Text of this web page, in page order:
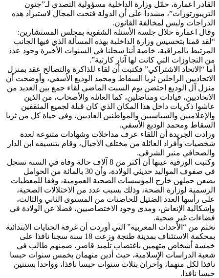
القادر اعمارة، حمّل وزارة الداخلية مسؤولية التصدي لـ”جنون
التريبورتورات”، مشددا على أن الدولة فتحت المجال لاستيراد هذه
الدراجات وليس لمخالفة القانون.
وقال اعمارة خلال جلسة الأسئلة الشفوية بمجلس المستشارين:
“لقد قمنا بتحسيس وزارة الداخلية بهذه المسألة الذي فيها الجانب
المرتبط بالمراقبة، خاصة أننا سجلنا في السنوات الأخيرة وجود عدد
من التجاوزات التي كانت لها آثار كارثية”.
أما “الاتحاد الاشتراكي” فكتبت أن لقاء للذاكرة والتصالح عقد بمنزل
الاتحاديين الراحلين ثريا السقاط ومحمد الوديع الأسفي، وأوضحت أن
منزل آل الوديع احتضن يوم السبت الماضي لقاء جمع بين العديد من
الاتحاديين، قيادات ومناضلين، كما العائلة والأصحاب، من الذين
عاشوا ذكريات داخل هذا المكان الذي كان قبلة لجميع المثقفين
والإعلاميين والسياسيين والمواطنين العاديين، وفي حياة كل من ثريا
السقاط ومحمد الوديع الأسفي.
وزادت الجريدة أن اللقاء عرف مداخلات وشهادات متنوعة لعدة
شخصيات وأفراد العائلة من مختلف الأجيال، وقام بتنسيقه ابن الدار
والصحافي منير الشرقي.
وكتبت الورقية عينها أن أكثر من 8 آلاف حالة وفاة في السنة تسجل
في صفوف المواليد حديثي الولادة، وأن 30 بالمائة من الحوامل
يضعن حملهن خارج المؤسسات الصحية العمومية، وفقا للمعطيات
الرسمية لوزارة الصحة، وذلك بسبب عدد من الاختلالات الصحية،
على رأسها العدد الضئيل للحاضنات من المستوى الثاني والثالث،
وإشكالية الإنعاش، ومدى وجود الاختصاصيين، فضلا عن الولادة في
فضاءات غير صحية.
نختم من “الأحداث المغربية” التي أوردت أن غرفة الجنايات الابتدائية
بمحكمة الاستئناف بمدينة طنجة وزعت 18 سنة سجنا نافذا على
خمسة أشخاص متهمين باغتصاب تلميذ قاصر، ضمنهم طالب في
شعبة الدراسات الإسلامية، حيث أدين متهمان بخمس سنوات حبسا
نافذا لكل منهما، وآخران بثلاث سنوات حبسا نافذا، وواحدا بسنتين
حبسا نافذا.